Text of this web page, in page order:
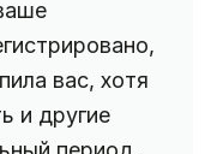
вас, хотя
и другие